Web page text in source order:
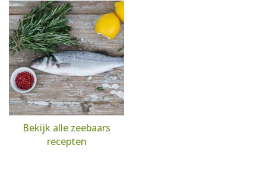
Bekijk alle zeebaars
recepten